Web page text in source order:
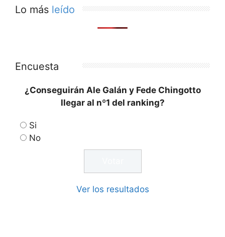
Lo más leído
Encuesta
¿Conseguirán Ale Galán y Fede Chingotto
llegar al nº1 del ranking?
Si
No
Ver los resultados